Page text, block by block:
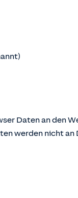
Daten an den
werden nicht